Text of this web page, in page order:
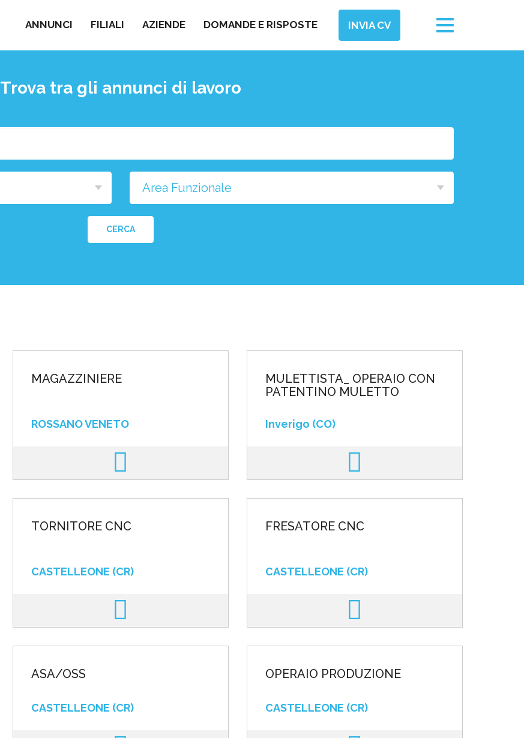
ANNUNCI FILIALI AZIENDE DOMANDE E RISPOSTE INVIA CV
Toggle
navigation
Trova tra gli annunci di lavoro
stai
cercando?
Funzionale
CERCA
MAGAZZINIERE
ROSSANO VENETO
MULETTISTA_ OPERAIO CON
PATENTINO MULETTO
Inverigo (CO)
TORNITORE CNC
CASTELLEONE (CR)
FRESATORE CNC
CASTELLEONE (CR)
ASA/OSS
CASTELLEONE (CR)
OPERAIO PRODUZIONE
CASTELLEONE (CR)